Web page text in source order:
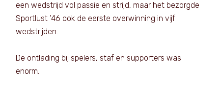
een wedstrijd vol passie en strijd, maar het bezorgde
Sportlust ’46 ook de eerste overwinning in vijf
wedstrijden.
De ontlading bij spelers, staf en supporters was
enorm.